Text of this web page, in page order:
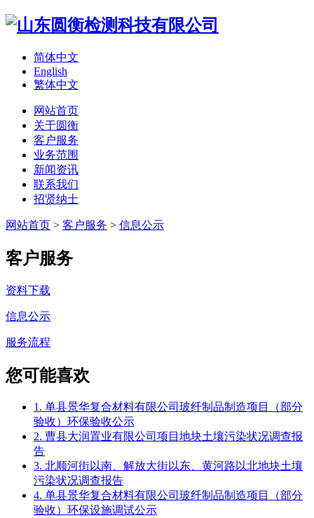
简体中文
English
繁体中文
网站首页
关于圆衡
客户服务
业务范围
新闻资讯
联系我们
招贤纳士
网站首页 > 客户服务 > 信息公示
客户服务
资料下载
信息公示
服务流程
您可能喜欢
1. 单县景华复合材料有限公司玻纤制品制造项目（部分
验收）环保验收公示
2. 曹县大润置业有限公司项目地块土壤污染状况调查报
告
3. 北顺河街以南、解放大街以东、黄河路以北地块土壤
污染状况调查报告
4. 单县景华复合材料有限公司玻纤制品制造项目（部分
验收）环保设施调试公示